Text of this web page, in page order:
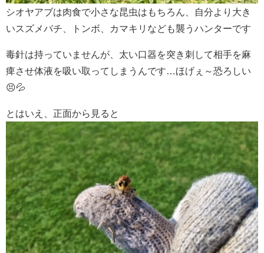
シオヤアブは肉食で小さな昆虫はもちろん、自分より大き
いスズメバチ、トンボ、カマキリなども襲うハンターです
毒針は持っていませんが、太い口器を突き刺して相手を麻
痺させ体液を吸い取ってしまうんです…ほげぇ～恐ろしい
😣💦
とはいえ、正面から見ると